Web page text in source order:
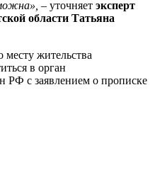
– уточняет эксперт
области Татьяна
жительства
в орган
РФ с заявлением о прописке